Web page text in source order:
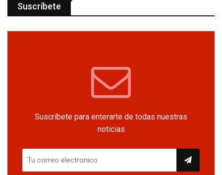
Suscríbete
Suscríbete para enterarte de todas nuestras
noticias